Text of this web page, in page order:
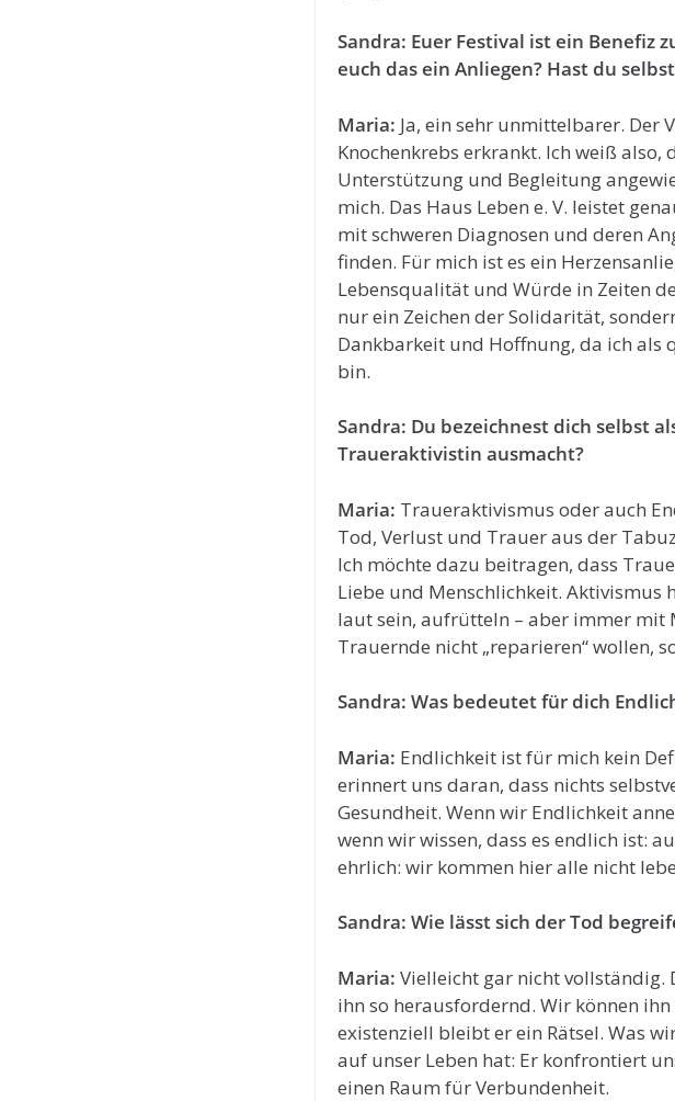
Sandra: Euer Festival ist ein Benefiz
euch das ein Anliegen? Hast du
Maria: Ja, ein sehr unmittelbarer. Der
Knochenkrebs erkrankt. Ich weiß
Unterstützung und Begleitung
mich. Das Haus Leben e. V. leistet
mit schweren Diagnosen und deren
finden. Für mich ist es ein
Lebensqualität und Würde in Zeiten
nur ein Zeichen der Solidarität,
Dankbarkeit und Hoffnung, da ich als
bin.
Sandra: Du bezeichnest dich selbst
Traueraktivistin ausmacht?
Maria: Traueraktivismus oder auch
Tod, Verlust und Trauer aus der
Ich möchte dazu beitragen, dass
Liebe und Menschlichkeit. Aktivismus
laut sein, aufrütteln – aber immer mit
Trauernde nicht „reparieren“ wollen,
Sandra: Was bedeutet für dich
Maria: Endlichkeit ist für mich kein
erinnert uns daran, dass nichts
Gesundheit. Wenn wir Endlichkeit
wenn wir wissen, dass es endlich ist:
ehrlich: wir kommen hier alle nicht
Sandra: Wie lässt sich der Tod
Maria: Vielleicht gar nicht vollständig.
ihn so herausfordernd. Wir können
existenziell bleibt er ein Rätsel. Was
auf unser Leben hat: Er konfrontiert
einen Raum für Verbundenheit.